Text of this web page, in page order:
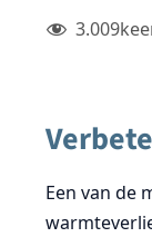
3.009
Een van de